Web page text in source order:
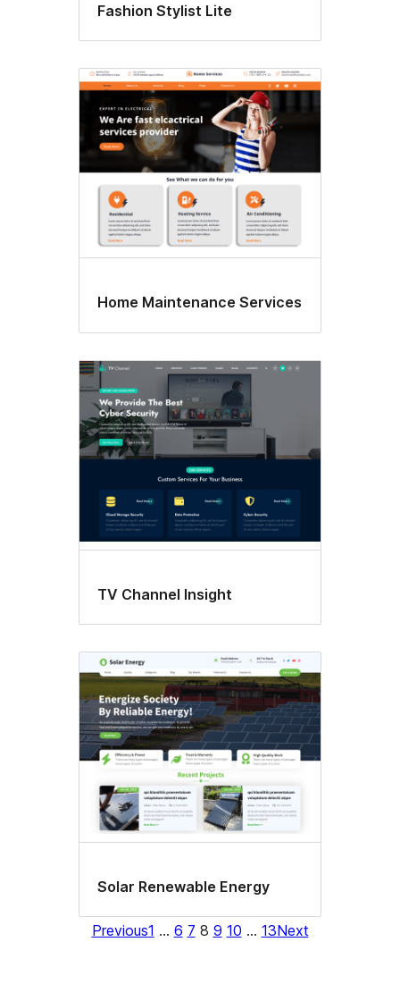
Fashion Stylist Lite
Home Maintenance Services
TV Channel Insight
Solar Renewable Energy
Previous1 … 6 7 8 9 10 … 13Next